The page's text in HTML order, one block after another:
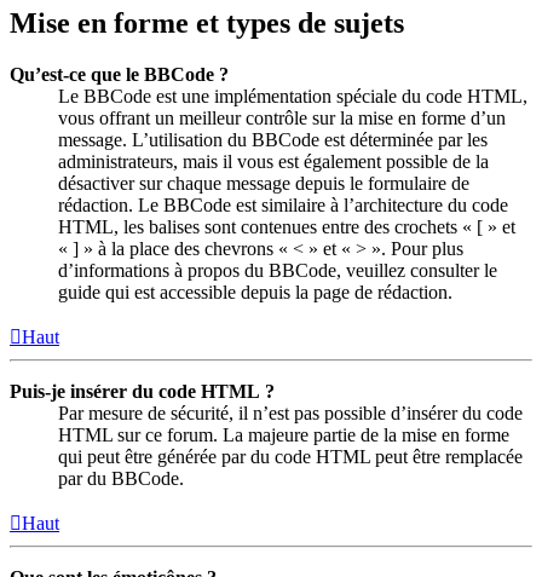
Mise en forme et types de sujets
Qu’est-ce que le BBCode ?
Le BBCode est une implémentation spéciale du code HTML,
vous offrant un meilleur contrôle sur la mise en forme d’un
message. L’utilisation du BBCode est déterminée par les
administrateurs, mais il vous est également possible de la
désactiver sur chaque message depuis le formulaire de
rédaction. Le BBCode est similaire à l’architecture du code
HTML, les balises sont contenues entre des crochets « [ » et
« ] » à la place des chevrons « < » et « > ». Pour plus
d’informations à propos du BBCode, veuillez consulter le
guide qui est accessible depuis la page de rédaction.
Haut
Puis-je insérer du code HTML ?
Par mesure de sécurité, il n’est pas possible d’insérer du code
HTML sur ce forum. La majeure partie de la mise en forme
qui peut être générée par du code HTML peut être remplacée
par du BBCode.
Haut